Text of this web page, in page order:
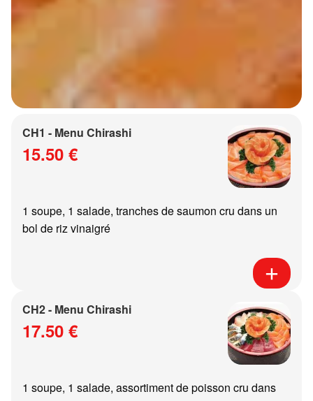
CH1 - Menu Chirashi
15.50 €
1 soupe, 1 salade, tranches de saumon cru dans un
bol de riz vinaigré
CH2 - Menu Chirashi
17.50 €
1 soupe, 1 salade, assortiment de poisson cru dans